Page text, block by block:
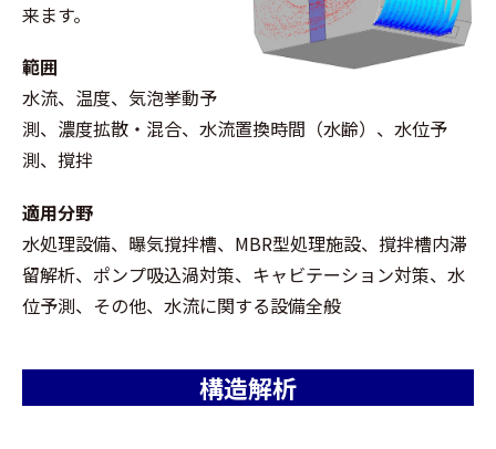
来ます。
範囲
水流、温度、気泡挙動予
測、濃度拡散・混合、水流置換時間（水齢）、水位予
測、撹拌
適用分野
水処理設備、曝気撹拌槽、MBR型処理施設、撹拌槽内滞
留解析、ポンプ吸込渦対策、キャビテーション対策、水
位予測、その他、水流に関する設備全般
構造解析